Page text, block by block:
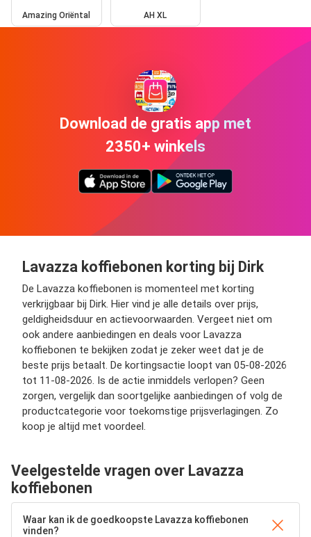
Amazing Oriëntal AH XL
Download de gratis app met
2350+ winkels
Lavazza koffiebonen korting bij Dirk
De Lavazza koffiebonen is momenteel met korting
verkrijgbaar bij Dirk. Hier vind je alle details over prijs,
geldigheidsduur en actievoorwaarden. Vergeet niet om
ook andere aanbiedingen en deals voor Lavazza
koffiebonen te bekijken zodat je zeker weet dat je de
beste prijs betaalt. De kortingsactie loopt van 05-08-2026
tot 11-08-2026. Is de actie inmiddels verlopen? Geen
zorgen, vergelijk dan soortgelijke aanbiedingen of volg de
productcategorie voor toekomstige prijsverlagingen. Zo
koop je altijd met voordeel.
Veelgestelde vragen over Lavazza
koffiebonen
Waar kan ik de goedkoopste Lavazza koffiebonen
vinden?